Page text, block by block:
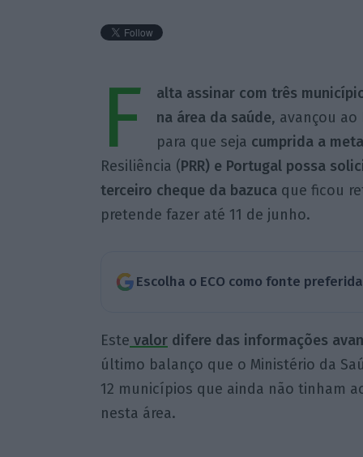
F
alta assinar com três
na área da saúde, avançou ao
para que seja cumprida a meta
Resiliência (PRR) e Portugal possa
terceiro cheque da bazucaque ficou
pretende fazer até 11 de junho.
Escolha o ECO como fonte
Este valordifere das informações
último balanço que o Ministério da
12 municípios que ainda não tinham
nesta área.